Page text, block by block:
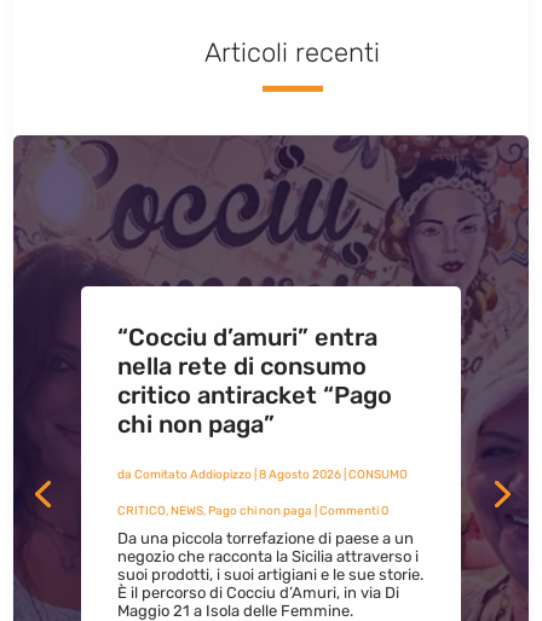
Articoli recenti
“Cocciu d’amuri” entra
nella rete di consumo
critico antiracket “Pago
chi non paga”
da Comitato Addiopizzo| 8 Agosto 2026| CONSUMO
CRITICO,NEWS,Pago chi non paga | Commenti 0
Da una piccola torrefazione di paese a un
negozio che racconta la Sicilia attraverso i
suoi prodotti, i suoi artigiani e le sue storie.
È il percorso di Cocciu d’Amuri, in via Di
Maggio 21 a Isola delle Femmine.